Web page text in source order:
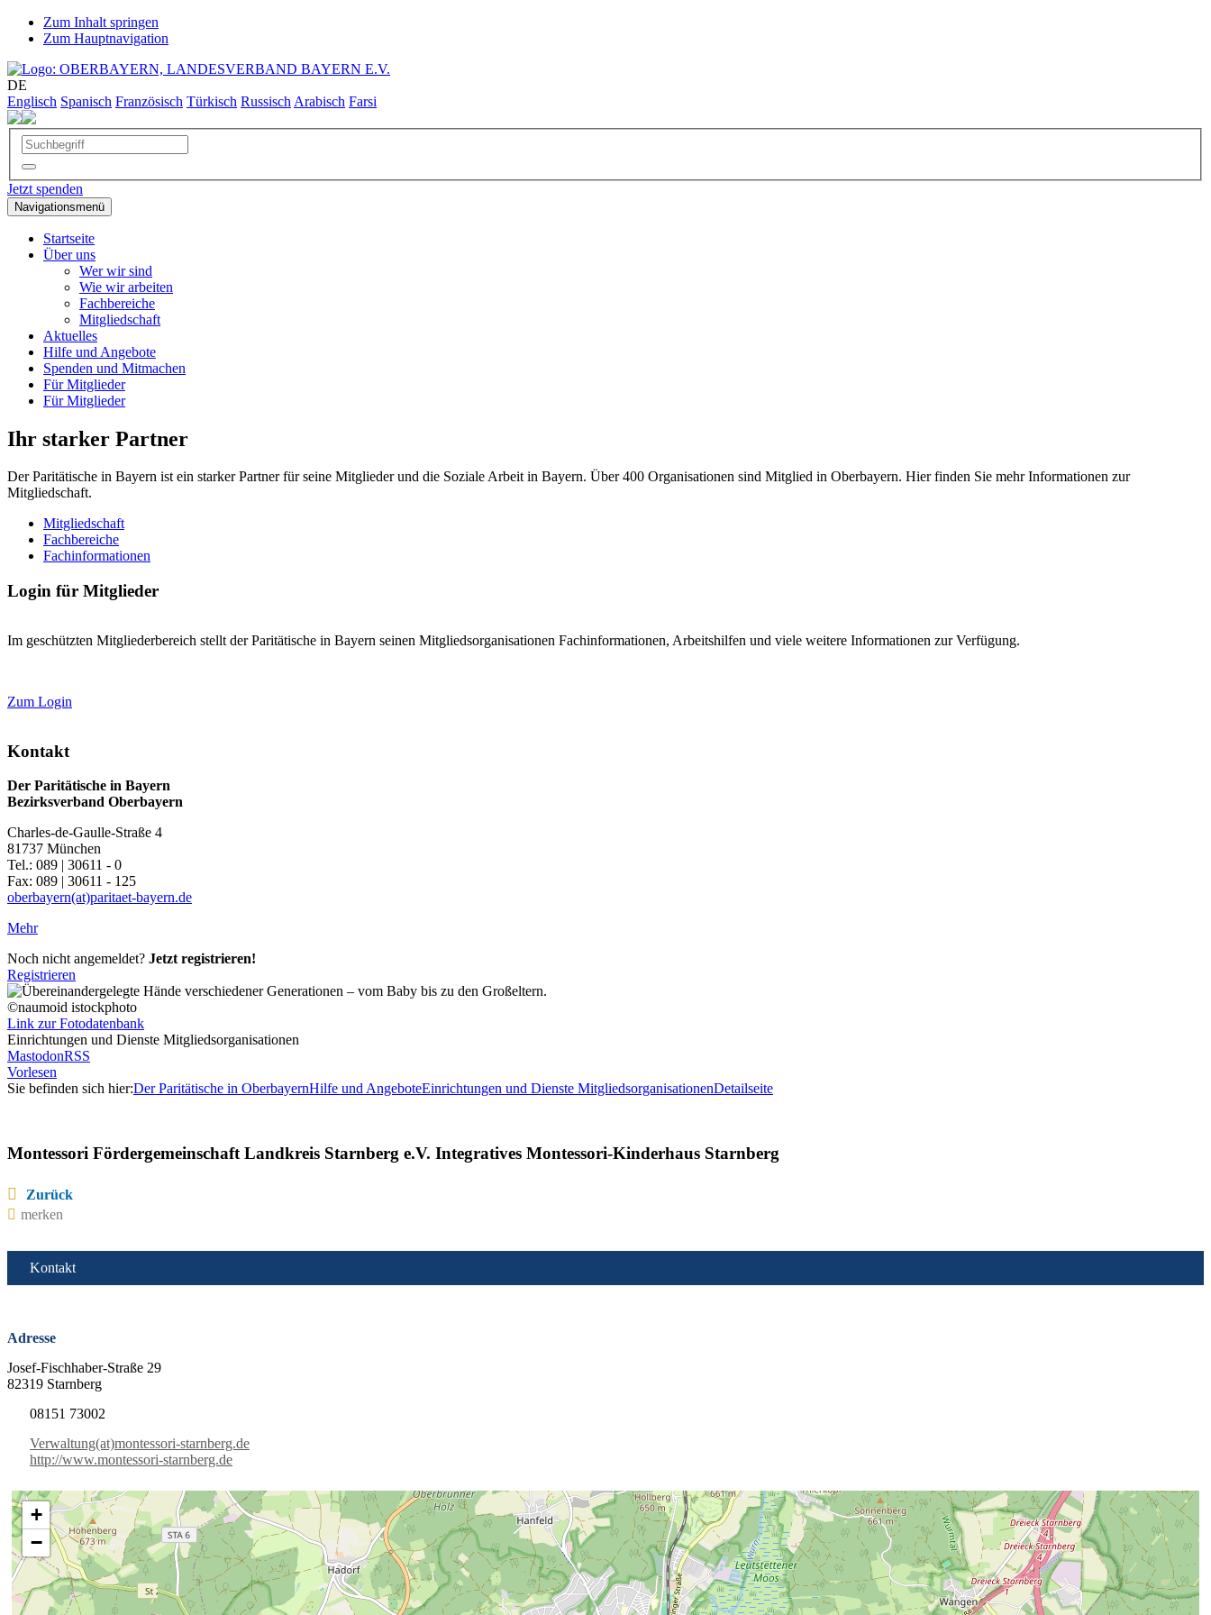
Zum Inhalt springen
Zum Hauptnavigation
DE
Englisch Spanisch Französisch Türkisch Russisch Arabisch Farsi
Jetzt spenden
Navigationsmenü
Startseite
Über uns
Wer wir sind
Wie wir arbeiten
Fachbereiche
Mitgliedschaft
Aktuelles
Hilfe und Angebote
Spenden und Mitmachen
Für Mitglieder
Für Mitglieder
Ihr starker Partner
Der Paritätische in Bayern ist ein starker Partner für seine Mitglieder und die Soziale Arbeit in Bayern. Über 400 Organisationen sind Mitglied in Oberbayern. Hier finden Sie mehr Informationen zur
Mitgliedschaft.
Mitgliedschaft
Fachbereiche
Fachinformationen
Login für Mitglieder
Im geschützten Mitgliederbereich stellt der Paritätische in Bayern seinen Mitgliedsorganisationen Fachinformationen, Arbeitshilfen und viele weitere Informationen zur Verfügung.
Zum Login
Kontakt
Der Paritätische in Bayern
Bezirksverband Oberbayern
Charles-de-Gaulle-Straße 4
81737 München
Tel.: 089 | 30611 - 0
Fax: 089 | 30611 - 125
oberbayern(at)paritaet-bayern.de
Mehr
Noch nicht angemeldet? Jetzt registrieren!
Registrieren
©naumoid istockphoto
Link zur Fotodatenbank
Einrichtungen und Dienste Mitgliedsorganisationen
MastodonRSS
Vorlesen
Sie befinden sich hier:Der Paritätische in OberbayernHilfe und AngeboteEinrichtungen und Dienste MitgliedsorganisationenDetailseite
Montessori Fördergemeinschaft Landkreis Starnberg e.V. Integratives Montessori-Kinderhaus Starnberg
Zurück
merken
Kontakt
Adresse
Josef-Fischhaber-Straße 29
82319 Starnberg
08151 73002
Verwaltung(at)montessori-starnberg.de
http://www.montessori-starnberg.de
+
−